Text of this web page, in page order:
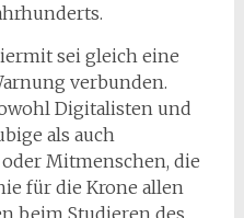
sei gleich eine
verbunden.
Digitalisten und
als auch
Mitmenschen, die
für die Krone allen
beim Studieren des